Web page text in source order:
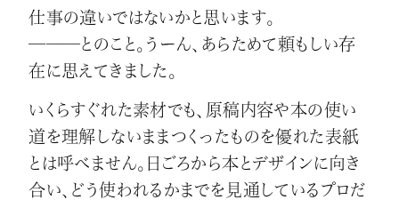
仕事の違いではないかと思います。
───とのこと。うーん、あらためて頼もしい存
在に思えてきました。
いくらすぐれた素材でも、原稿内容や本の使い
道を理解しないままつくったものを優れた表紙
とは呼べません。日ごろから本とデザインに向き
合い、どう使われるかまでを見通しているプロだ